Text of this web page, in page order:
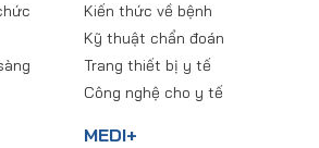
Kiến thức về bệnh
Kỹ thuật chẩn đoán
Trang thiết bị y tế
Công nghệ cho y tế
MEDI+